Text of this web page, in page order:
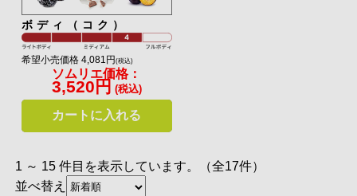
ボディ（コク）
希望小売価格 4,081円(税込)
ソムリエ価格：
3,520円 (税込)
カートに入れる
1 ～ 15 件目を表示しています。（全17件）
並べ替え